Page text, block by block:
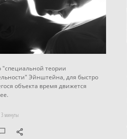
"специальной теории
Эйнштейна, для быстро
объекта время движется
3 минуты